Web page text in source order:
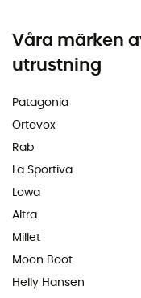
Våra märken
utrustning
Patagonia
Ortovox
Rab
La Sportiva
Lowa
Altra
Millet
Moon Boot
Helly Hansen